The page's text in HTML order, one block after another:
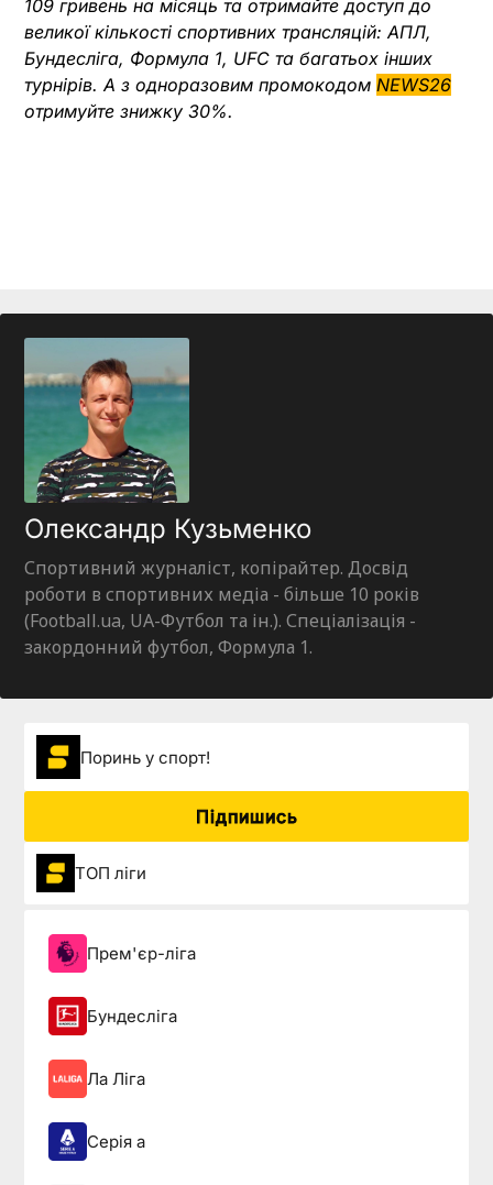
109 гривень на місяць та отримайте доступ до
великої кількості спортивних трансляцій: АПЛ,
Бундесліга, Формула 1, UFC та багатьох інших
турнірів. А з одноразовим промокодом NEWS26
отримуйте знижку 30%.
Олександр Кузьменко
Спортивний журналіст, копірайтер. Досвід
роботи в спортивних медіа - більше 10 років
(Football.ua, UA-Футбол та ін.). Спеціалізація -
закордонний футбол, Формула 1.
Поринь у спорт!
Підпишись
ТОП ліги
Прем'єр-ліга
Бундесліга
Ла Ліга
Серія а